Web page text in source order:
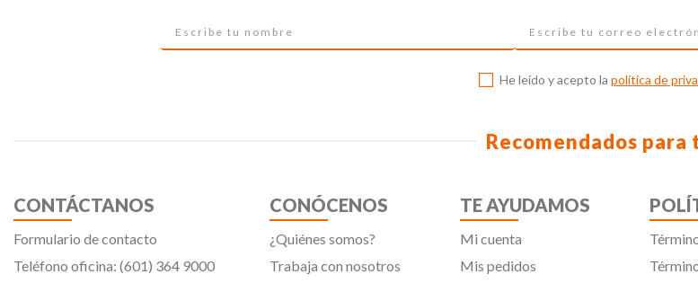
He leído y acepto la política de
Recomendados para
CONTÁCTANOS
Formulario de contacto
Teléfono oficina: (601) 364 9000
CONÓCENOS
¿Quiénes somos?
Trabaja con nosotros
TE AYUDAMOS
Mi cuenta
Mis pedidos